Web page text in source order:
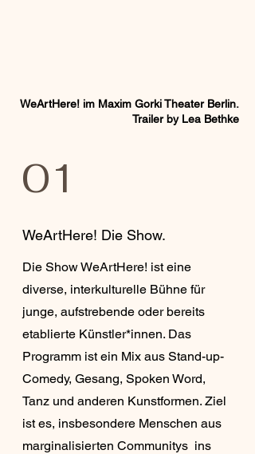
WeArtHere! im Maxim Gorki Theater Berlin.
Trailer by Lea Bethke
01
WeArtHere! Die Show.
Die Show WeArtHere! ist eine
diverse, interkulturelle Bühne für
junge, aufstrebende oder bereits
etablierte Künstler*innen. Das
Programm ist ein Mix aus Stand-up-
Comedy, Gesang, Spoken Word,
Tanz und anderen Kunstformen. Ziel
ist es, insbesondere Menschen aus
marginalisierten Communitys ins